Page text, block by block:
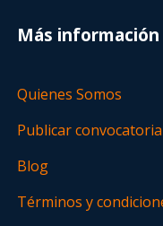
Más información
Quienes Somos
Publicar convocatoria
Blog
Términos y